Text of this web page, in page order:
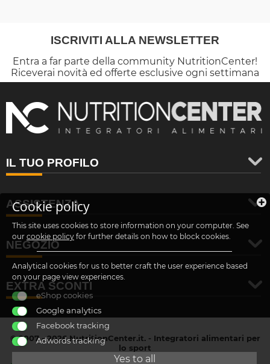
ISCRIVITI ALLA NEWSLETTER
Entra a far parte della community NutritionCenter!
Riceverai novità ed offerte esclusive ogni settimana
IL TUO PROFILO
ASSISTENZA
NEGOZIO
EXTRA SCONTI
© 2007 - 2026 NutritionCenter.it. - Integratori alimentari per
lo sport
customer@nutritioncenter.it
Cookie policy
This site uses cookies to store information on your computer. See
our cookie policy for further details on how to block cookies.
Analytical cookies for us to better craft the user experience based
on your page view experiences.
eShop cookies
Google analytics
Facebook tracking
Adwords tracking
Yes to all